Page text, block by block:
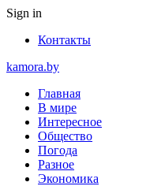
Sign in
Контакты
kamora.by
Главная
В мире
Интересное
Общество
Погода
Разное
Экономика